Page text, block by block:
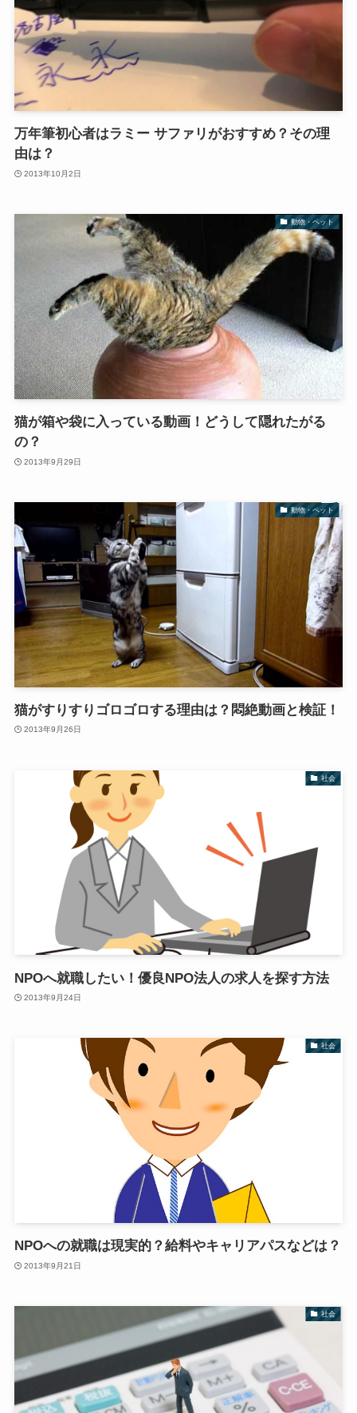
万年筆初心者はラミー サファリがおすすめ？その理
由は？
2013年10月2日
動物・ペット
猫が箱や袋に入っている動画！どうして隠れたがる
の？
2013年9月29日
動物・ペット
猫がすりすりゴロゴロする理由は？悶絶動画と検証！
2013年9月26日
社会
NPOへ就職したい！優良NPO法人の求人を探す方法
2013年9月24日
社会
NPOへの就職は現実的？給料やキャリアパスなどは？
2013年9月21日
社会